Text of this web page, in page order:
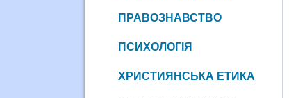
ПРАВОЗНАВСТВО
ПСИХОЛОГІЯ
ХРИСТИЯНСЬКА ЕТИКА